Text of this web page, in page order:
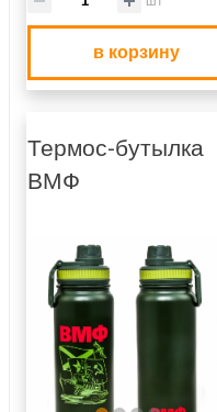
в корзину
Термос-бутылка
ВМФ